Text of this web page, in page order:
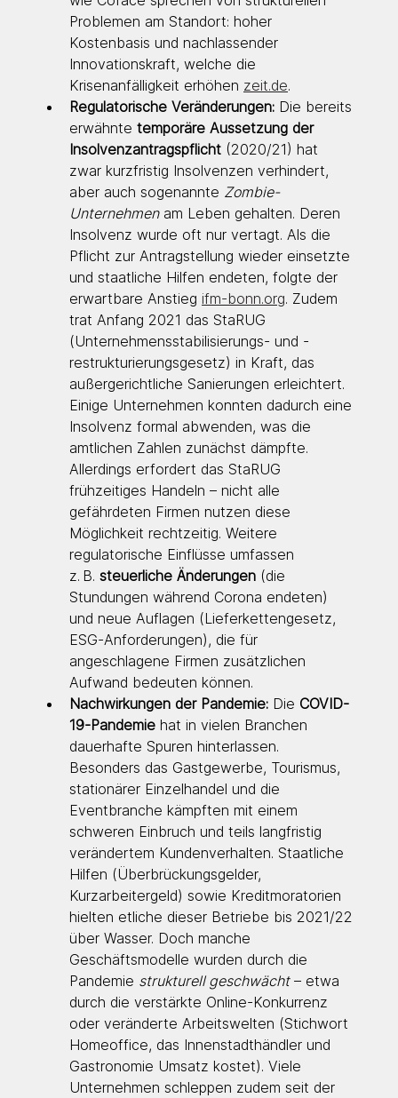
Problemen am Standort: hoher
Kostenbasis und nachlassender
Innovationskraft, welche die
Krisenanfälligkeit erhöhen zeit.de.
Regulatorische Veränderungen: Die bereits
erwähnte temporäre Aussetzung der
Insolvenzantragspflicht (2020/21) hat
zwar kurzfristig Insolvenzen verhindert,
aber auch sogenannte Zombie-
Unternehmen am Leben gehalten. Deren
Insolvenz wurde oft nur vertagt. Als die
Pflicht zur Antragstellung wieder einsetzte
und staatliche Hilfen endeten, folgte der
erwartbare Anstieg ifm-bonn.org. Zudem
trat Anfang 2021 das StaRUG
(Unternehmensstabilisierungs- und -
restrukturierungsgesetz) in Kraft, das
außergerichtliche Sanierungen erleichtert.
Einige Unternehmen konnten dadurch eine
Insolvenz formal abwenden, was die
amtlichen Zahlen zunächst dämpfte.
Allerdings erfordert das StaRUG
frühzeitiges Handeln – nicht alle
gefährdeten Firmen nutzen diese
Möglichkeit rechtzeitig. Weitere
regulatorische Einflüsse umfassen
z. B. steuerliche Änderungen (die
Stundungen während Corona endeten)
und neue Auflagen (Lieferkettengesetz,
ESG-Anforderungen), die für
angeschlagene Firmen zusätzlichen
Aufwand bedeuten können.
Nachwirkungen der Pandemie: Die COVID-
19-Pandemie hat in vielen Branchen
dauerhafte Spuren hinterlassen.
Besonders das Gastgewerbe, Tourismus,
stationärer Einzelhandel und die
Eventbranche kämpften mit einem
schweren Einbruch und teils langfristig
verändertem Kundenverhalten. Staatliche
Hilfen (Überbrückungsgelder,
Kurzarbeitergeld) sowie Kreditmoratorien
hielten etliche dieser Betriebe bis 2021/22
über Wasser. Doch manche
Geschäftsmodelle wurden durch die
Pandemie strukturell geschwächt – etwa
durch die verstärkte Online-Konkurrenz
oder veränderte Arbeitswelten (Stichwort
Homeoffice, das Innenstadthändler und
Gastronomie Umsatz kostet). Viele
Unternehmen schleppen zudem seit der